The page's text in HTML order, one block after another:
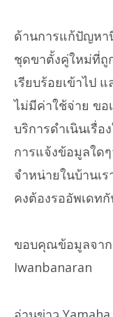
ด้านการแก้ปัญหา
ชุดขาตั้งคู่ใหม่ที่ถู
เรียบร้อยเข้าไป
ไม่มีค่าใช้จ่าย ขอ
บริการดำเนินเรื่
การแจ้งข้อมูลใด
จำหน่ายในบ้านเ
คงต้องรออัพเดท
ขอบคุณข้อมูลจาก
Iwanbanaran